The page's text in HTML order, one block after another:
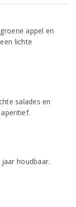
appel en
lichte
salades en
houdbaar.